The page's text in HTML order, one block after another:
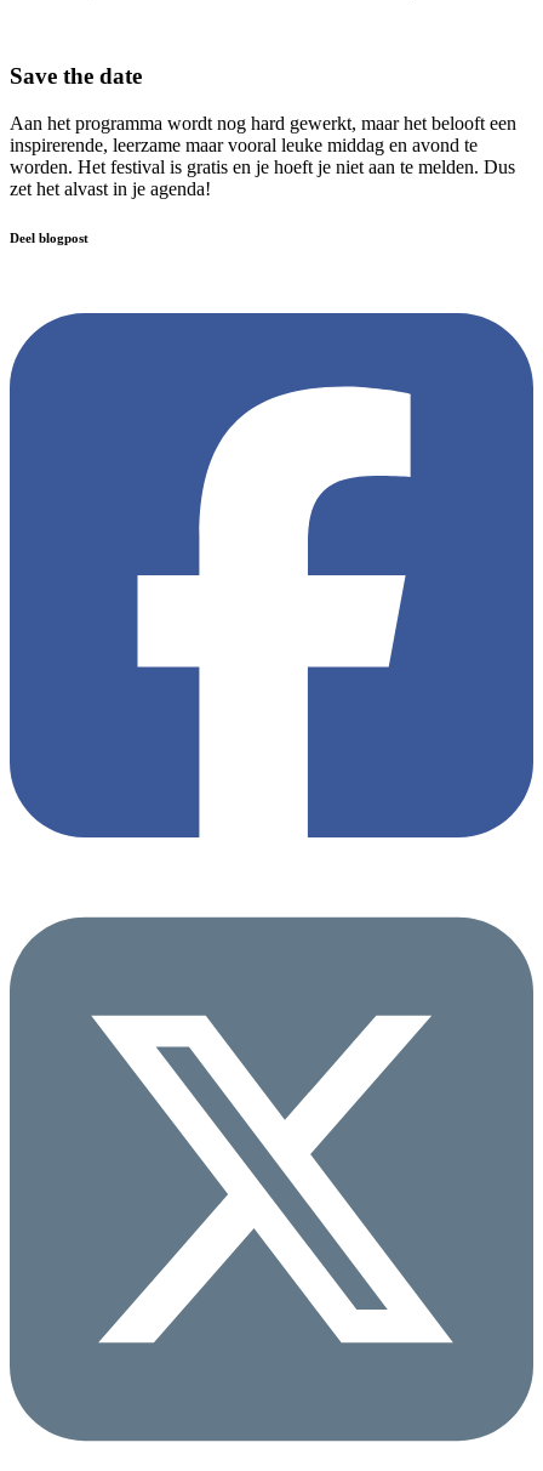
Save the date
Aan het programma wordt nog hard gewerkt, maar het belooft een
inspirerende, leerzame maar vooral leuke middag en avond te
worden. Het festival is gratis en je hoeft je niet aan te melden. Dus
zet het alvast in je agenda!
Deel blogpost